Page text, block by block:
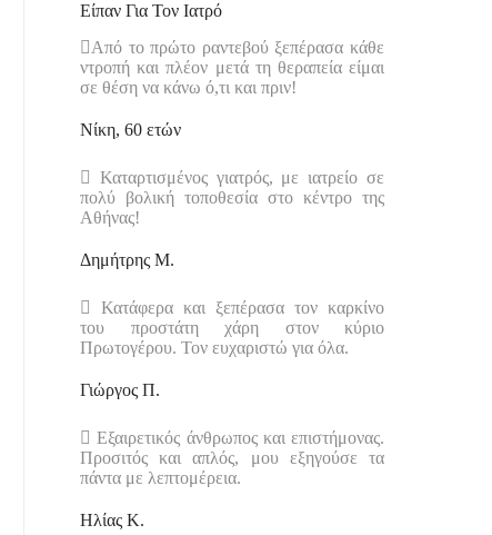
Είπαν Για Τον Ιατρό
Από το πρώτο ραντεβού ξεπέρασα κάθε
ντροπή και πλέον μετά τη θεραπεία είμαι
σε θέση να κάνω ό,τι και πριν!
Νίκη, 60 ετών
Καταρτισμένος γιατρός, με ιατρείο σε
πολύ βολική τοποθεσία στο κέντρο της
Αθήνας!
Δημήτρης Μ.
Κατάφερα και ξεπέρασα τον καρκίνο
του προστάτη χάρη στον κύριο
Πρωτογέρου. Τον ευχαριστώ για όλα.
Γιώργος Π.
Εξαιρετικός άνθρωπος και επιστήμονας.
Προσιτός και απλός, μου εξηγούσε τα
πάντα με λεπτομέρεια.
Ηλίας Κ.